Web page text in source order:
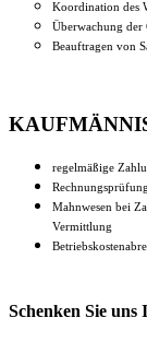
Koordination des
Überwachung der
Beauftragen von
regelmäßige
Rechnungsprüfung
Mahnwesen bei
Vermittlung
Schenken Sie